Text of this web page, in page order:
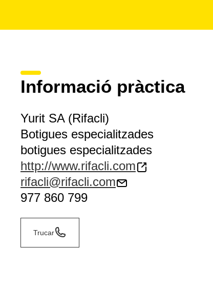
Informació pràctica
Yurit SA (Rifacli)
Botigues especialitzades
botigues especialitzades
http://www.rifacli.com
rifacli@rifacli.com
977 860 799
Trucar